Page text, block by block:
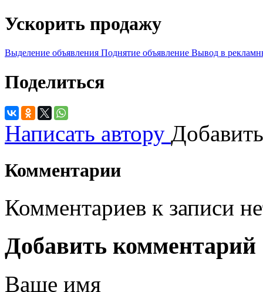
Ускорить продажу
Выделение объявления Поднятие объявление Вывод в
Поделиться
Написать автору
Комментарии
Комментариев к записи
Добавить комментарий
Ваше имя